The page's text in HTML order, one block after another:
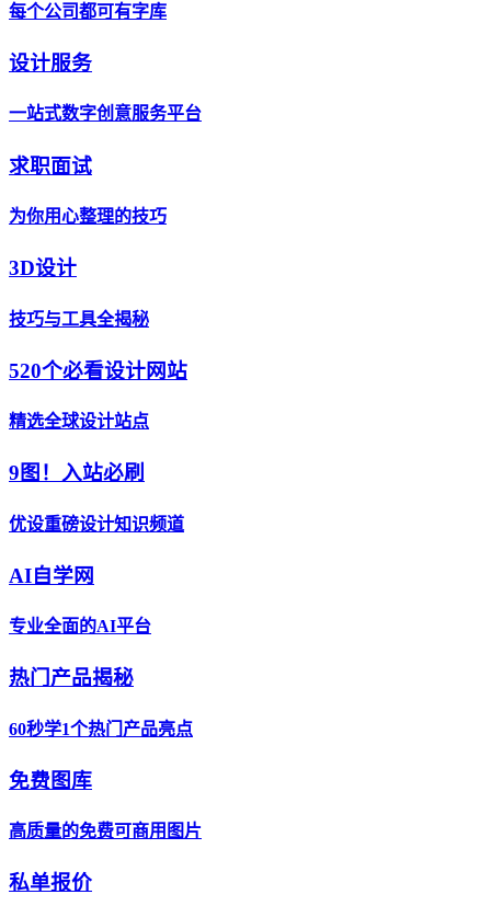
每个公司都可有字库
设计服务
一站式数字创意服务平台
求职面试
为你用心整理的技巧
3D设计
技巧与工具全揭秘
520个必看设计网站
精选全球设计站点
9图！入站必刷
优设重磅设计知识频道
AI自学网
专业全面的AI平台
热门产品揭秘
60秒学1个热门产品亮点
免费图库
高质量的免费可商用图片
私单报价